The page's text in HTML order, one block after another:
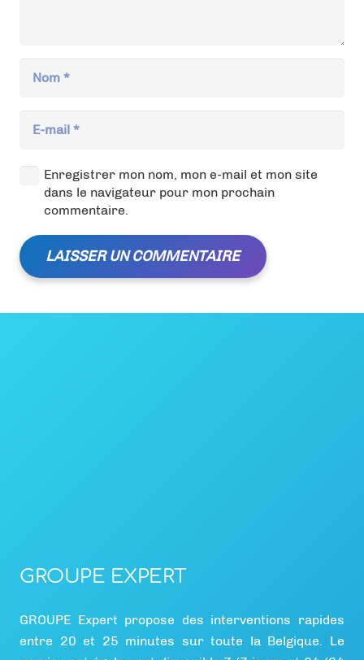
Enregistrer mon nom, mon e-mail et mon site
dans le navigateur pour mon prochain
commentaire.
LAISSER UN COMMENTAIRE
GROUPE EXPERT
GROUPE Expert propose des interventions rapides
entre 20 et 25 minutes sur toute la Belgique. Le